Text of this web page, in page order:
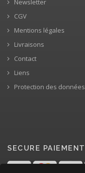
Newsletter
CGV
Mentions légales
Livraisons
Contact
Liens
Protection des données
SECURE PAIEMENT